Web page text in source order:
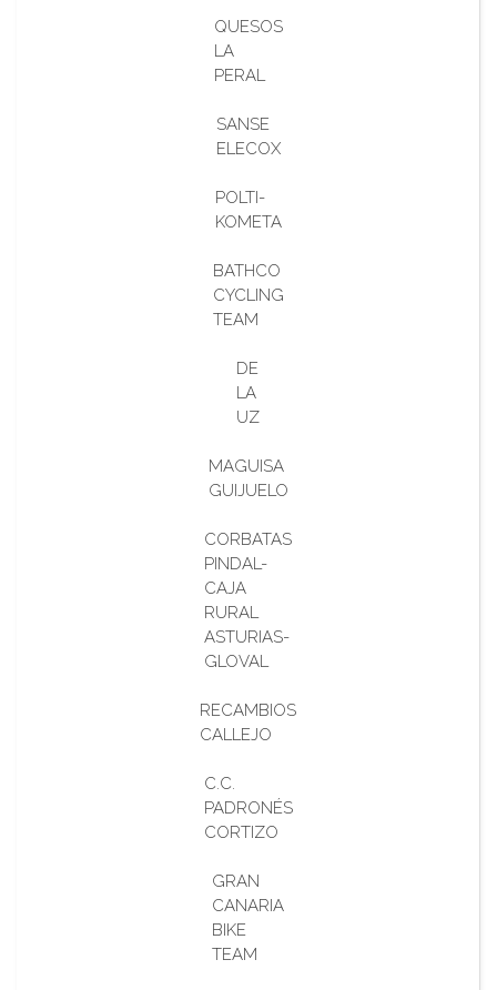
QUESOS
LA
PERAL
SANSE
ELECOX
POLTI-
KOMETA
BATHCO
CYCLING
TEAM
DE
LA
UZ
MAGUISA
GUIJUELO
CORBATAS
PINDAL-
CAJA
RURAL
ASTURIAS-
GLOVAL
RECAMBIOS
CALLEJO
C.C.
PADRONÉS
CORTIZO
GRAN
CANARIA
BIKE
TEAM